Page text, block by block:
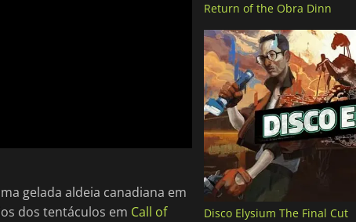
gelada aldeia canadiana em
dos tentáculos em Call of
Return of the Obra Dinn
Disco Elysium The Final Cut